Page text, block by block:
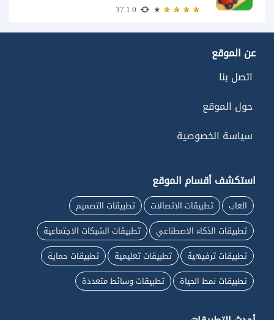
عن الموقع
اتصل بنا
حول الموقع
سياسة الخصوصية
استكشف أقسام الموقع
العاب تطبيقات الاتصالات
تطبيقات التصميم
تطبيقات الذكاء الاصطناعي
تطبيقات الشبكات الاجتماعية
تطبيقات ترفيهية
تطبيقات تعليمية
تطبيقات حماية
تطبيقات نمط الحياة
تطبيقات وسائط متعددة